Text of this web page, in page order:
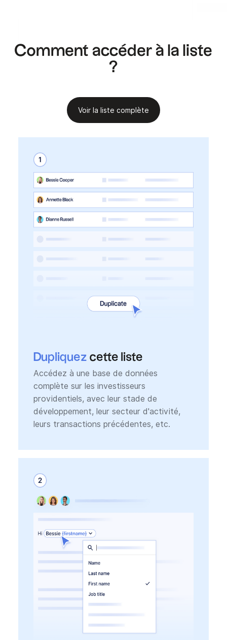
Comment accéder à la liste
?
Voir la liste complète
Dupliquez cette liste
Accédez à une base de données
complète sur les investisseurs
providentiels, avec leur stade de
développement, leur secteur d'activité,
leurs transactions précédentes, etc.